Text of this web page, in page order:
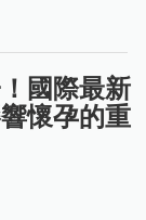
國際最新
懷孕的重